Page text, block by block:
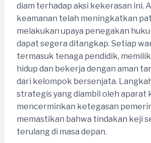
diam terhadap aksi kekerasan ini.
keamanan telah meningkatkan
melakukan upaya penegakan
dapat segera ditangkap. Setiap
termasuk tenaga pendidik,
hidup dan bekerja dengan aman
dari kelompok bersenjata.
strategis yang diambil oleh aparat
mencerminkan ketegasan
memastikan bahwa tindakan keji
terulang di masa depan.